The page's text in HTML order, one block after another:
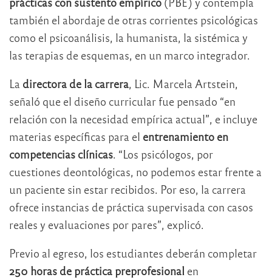
también el abordaje de otras corrientes psicológicas
como el psicoanálisis, la humanista, la sistémica y
las terapias de esquemas, en un marco integrador.
La directora de la carrera, Lic. Marcela Artstein,
señaló que el diseño curricular fue pensado “en
relación con la necesidad empírica actual”, e incluye
materias específicas para el entrenamiento en
competencias clínicas. “Los psicólogos, por
cuestiones deontológicas, no podemos estar frente a
un paciente sin estar recibidos. Por eso, la carrera
ofrece instancias de práctica supervisada con casos
reales y evaluaciones por pares”, explicó.
Previo al egreso, los estudiantes deberán completar
250 horas de práctica preprofesional en